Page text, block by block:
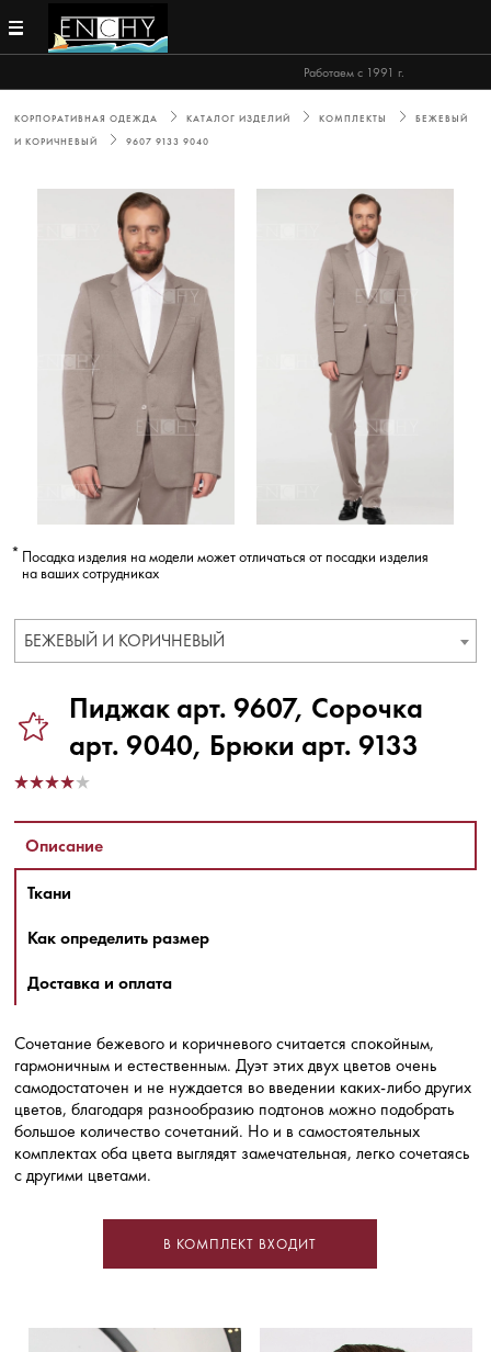
Работаем с 1991 г.
КОРПОРАТИВНАЯ ОДЕЖДА КАТАЛОГ ИЗДЕЛИЙ КОМПЛЕКТЫ
БЕЖЕВЫЙ
И КОРИЧНЕВЫЙ
9607 9133 9040
Посадка изделия на модели может отличаться от посадки изделия
на ваших сотрудниках
БЕЖЕВЫЙ И КОРИЧНЕВЫЙ
Пиджак арт. 9607, Сорочка
арт. 9040, Брюки арт. 9133
Описание
Ткани
Как определить размер
Доставка и оплата
Сочетание бежевого и коричневого считается спокойным,
гармоничным и естественным. Дуэт этих двух цветов очень
самодостаточен и не нуждается во введении каких-либо других
цветов, благодаря разнообразию подтонов можно подобрать
большое количество сочетаний. Но и в самостоятельных
комплектах оба цвета выглядят замечательная, легко сочетаясь
с другими цветами.
В КОМПЛЕКТ ВХОДИТ